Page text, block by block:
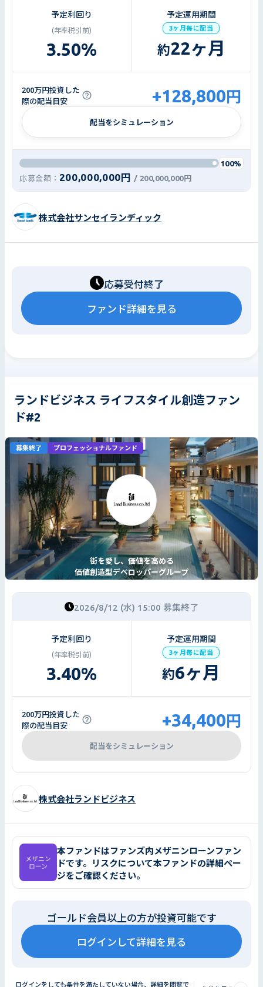
予定利回り
(年率税引前)
3.50%
予定運用期間
3ヶ月毎に配当
約22ヶ月
200万円投資した
際の配当目安
+128,800 円
配当をシミュレーション
100%
応募金額： 200,000,000円 / 200,000,000円
株式会社サンセイランディック
応募受付終了
ファンド詳細を見る
ランドビジネス ライフスタイル創造ファン
ド#2
募集終了 プロフェッショナルファンド
街を愛し、価値を高める
価値創造型デベロッパーグループ
2026/8/12 (水) 15:00 募集終了
予定利回り
(年率税引前)
3.40%
予定運用期間
3ヶ月毎に配当
約6ヶ月
200万円投資した
際の配当目安
+34,400 円
配当をシミュレーション
株式会社ランドビジネス
本ファンドはファンズ内メザニンローンファン
ドです。リスクについて本ファンドの詳細ペー
ジをご確認ください。
ゴールド会員以上の方が投資可能です
ログインして詳細を見る
ログインをしても条件を満たしていない場合、詳細を閲覧で